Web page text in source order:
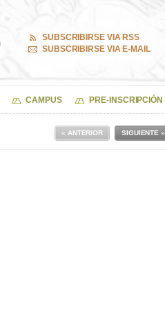
SUBSCRIBIRSE VIA RSS
SUBSCRIBIRSE VIA E-MAIL
CAMPUS PRE-INSCRIPCIÓN
SIGUIENTE »
« ANTERIOR